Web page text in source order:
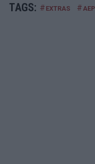
TAGS: # EXTRAS #